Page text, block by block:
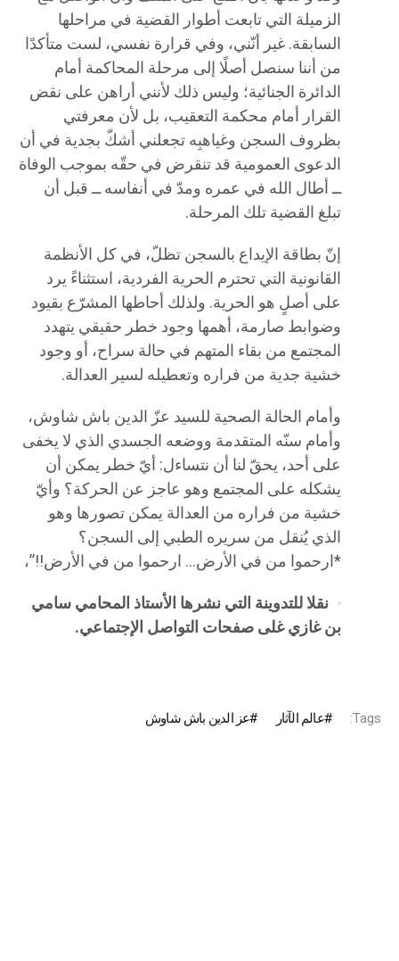
الزميلة التي تابعت أطوار القضية في مراحلها
السابقة. غير أنّني، وفي قرارة نفسي، لست متأكدًا
من أننا سنصل أصلًا إلى مرحلة المحاكمة أمام
الدائرة الجنائية؛ وليس ذلك لأنني أراهن على نقض
القرار أمام محكمة التعقيب، بل لأن معرفتي
بظروف السجن وغياهبِه تجعلني أشكّ بجدية في أن
الدعوى العمومية قد تنقرض في حقّه بموجب الوفاة
ــ أطال الله في عمره ومدّ في أنفاسه ــ قبل أن
تبلغ القضية تلك المرحلة.
إنّ بطاقة الإيداع بالسجن تظلّ، في كل الأنظمة
القانونية التي تحترم الحرية الفردية، استثناءً يرد
على أصلٍ هو الحرية. ولذلك أحاطها المشرّع بقيود
وضوابط صارمة، أهمها وجود خطر حقيقي يتهدد
المجتمع من بقاء المتهم في حالة سراح، أو وجود
خشية جدية من فراره وتعطيله لسير العدالة.
وأمام الحالة الصحية للسيد عزّ الدين باش شاوش،
وأمام سنّه المتقدمة ووضعه الجسدي الذي لا يخفى
على أحد، يحقّ لنا أن نتساءل: أيّ خطر يمكن أن
يشكله على المجتمع وهو عاجز عن الحركة؟ وأيّ
خشية من فراره من العدالة يمكن تصورها وهو
الذي يُنقل من سريره الطبي إلى السجن؟
*ارحموا من في الأرض… ارحموا من في الأرض!!”،
نقلا للتدوينة التي نشرها الأستاذ المحامي سامي
بن غازي غلى صفحات التواصل الإجتماعي.
Tags: عالم الآثار عز الدين باش شاوش